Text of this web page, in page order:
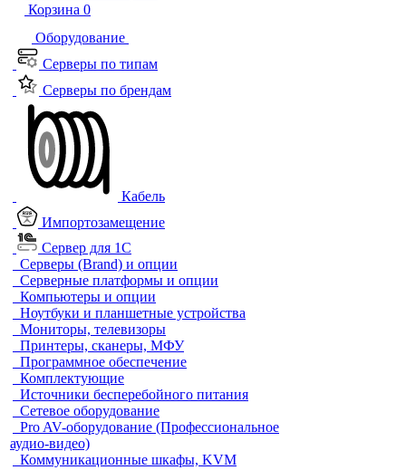
Корзина 0
Оборудование
Серверы по типам
Серверы по брендам
Кабель
Импортозамещение
Сервер для 1С
Серверы (Brand) и опции
Серверные платформы и опции
Компьютеры и опции
Ноутбуки и планшетные устройства
Мониторы, телевизоры
Принтеры, сканеры, МФУ
Программное обеспечение
Комплектующие
Источники бесперебойного питания
Сетевое оборудование
Pro AV-оборудование (Профессиональное
аудио-видео)
Коммуникационные шкафы, KVM